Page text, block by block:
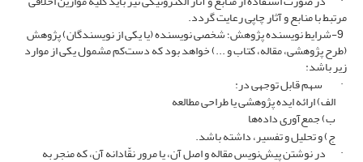
مرتبط با منابع و آثار چاپی رعایت گردد.
9-شرایط نویسنده‌ پژوهش؛ شخصی نویسنده (یا یکی از نویسندگان) پژوهش
(طرح پژوهشی، مقاله، کتاب و ...) خواهد بود که دست‌کم مشمول یکی از موارد
زیر باشد:
· سهم قابل توجهی در:
الف) ارائه ایده پژوهشی یا طراحی مطالعه
ب) جمع‌آوری داده‌ها
ج) و تحلیل و تفسیر، داشته باشد.
· در نوشتن پیش‌نویس مقاله و اصل آن، یا مرور نقّادانه آن، که منجر به